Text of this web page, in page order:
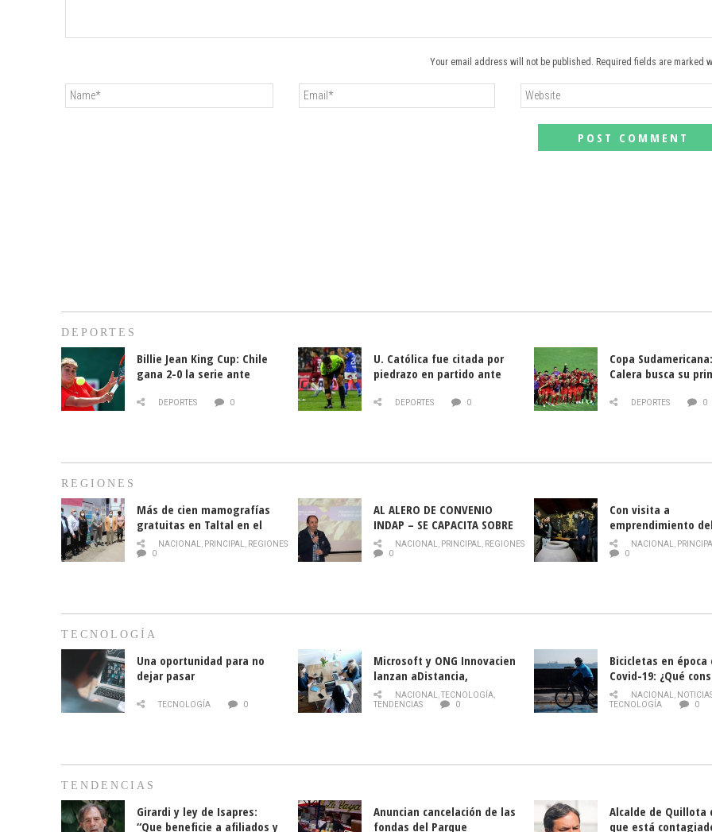
Your email address will not be published. Required fields are marked
DEPORTES
Billie Jean King Cup: Chile
gana 2-0 la serie ante
DEPORTES 0
U. Católica fue citada por
piedrazo en partido ante
DEPORTES 0
Copa
Calera busca su
DEPORTES 0
REGIONES
Más de cien mamografías
gratuitas en Taltal en el
mes de la prevención del
cáncer de mama
NACIONAL, PRINCIPAL, REGIONES
0
AL ALERO DE CONVENIO
INDAP – SE CAPACITA SOBRE
PLAGA DROSOPHILA SUZUKII
NACIONAL, PRINCIPAL, REGIONES
0
Con visita a
emprendimiento
y llamado al
historia campesina
NACIONAL,
0
TECNOLOGÍA
Una oportunidad para no
dejar pasar
TECNOLOGÍA 0
Microsoft y ONG Innovacien
lanzan aDistancia,
plataforma con cursos
gratuitos online sobre
NACIONAL,TECNOLOGÍA,
TENDENCIAS
0
Bicicletas en época
Covid-19: ¿Qué
momento de
NACIONAL,
TECNOLOGÍA
0
TENDENCIAS
Girardi y ley de Isapres:
“Que beneficie a afiliados y
Anuncian cancelación de las
fondas del Parque
Alcalde de Quillota
que está